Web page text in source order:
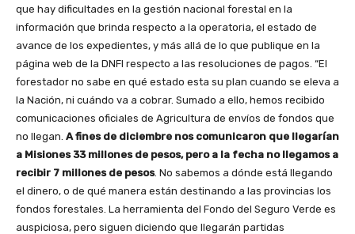
que hay dificultades en la gestión nacional forestal en la
información que brinda respecto a la operatoria, el estado de
avance de los expedientes, y más allá de lo que publique en la
página web de la DNFI respecto a las resoluciones de pagos. “El
forestador no sabe en qué estado esta su plan cuando se eleva a
la Nación, ni cuándo va a cobrar. Sumado a ello, hemos recibido
comunicaciones oficiales de Agricultura de envíos de fondos que
no llegan. A fines de diciembre nos comunicaron que llegarían
a Misiones 33 millones de pesos, pero a la fecha no llegamos a
recibir 7 millones de pesos. No sabemos a dónde está llegando
el dinero, o de qué manera están destinando a las provincias los
fondos forestales. La herramienta del Fondo del Seguro Verde es
auspiciosa, pero siguen diciendo que llegarán partidas